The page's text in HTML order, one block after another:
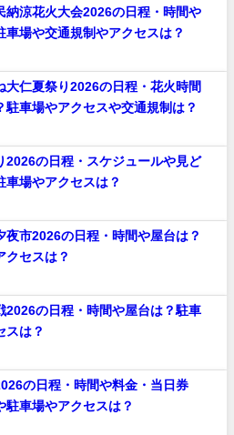
納涼花火大会2026の日程・時間や
車場や交通規制やアクセスは？
大仁夏祭り2026の日程・花火時間
駐車場やアクセスや交通規制は？
2026の日程・スケジュールや見ど
車場やアクセスは？
夜市2026の日程・時間や屋台は？
クセスは？
2026の日程・時間や屋台は？駐車
スは？
の日程・時間や料金・当日券
駐車場やアクセスは？